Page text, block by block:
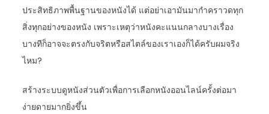
ประสิทธิภาพพื้นฐานของหนังได้ แต่อย่าเอามันมากำคราวดทุก
สิ่งทุกอย่างของหนัง เพราะเหตุว่าหนังคะแนนกลางบางเรื่อง
บางทีก็อาจจะตรงกับจริตหรือสไตล์ของเราเองก็ได้ครับผมจริง
ไหม?
สร้างระบบดูหนังส่วนตัวเพื่อการเลือกหนังออนไลน์ครั้งต่อมา
ง่ายดายมากยิ่งขึ้น